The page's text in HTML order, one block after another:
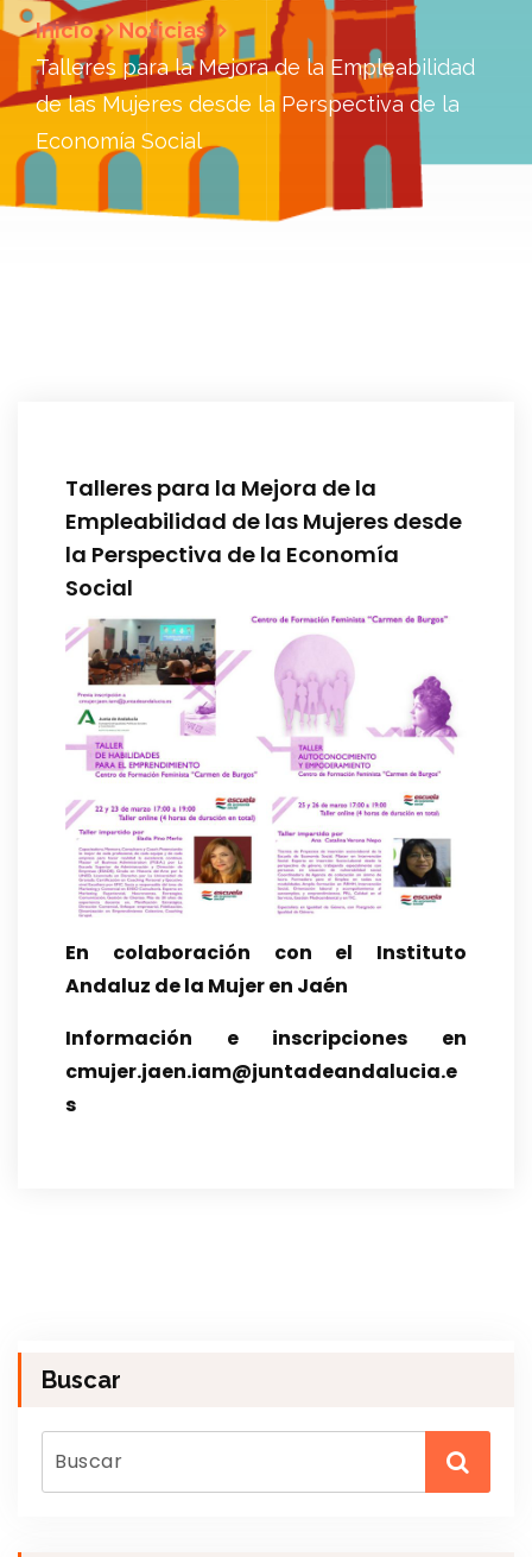
Inicio
Noticias
Talleres para la Mejora de la Empleabilidad
de las Mujeres desde la Perspectiva de la
Economía Social
Talleres para la Mejora de la
Empleabilidad de las Mujeres desde
la Perspectiva de la Economía
Social
En colaboración con el Instituto
Andaluz de la Mujer en Jaén
Información e inscripciones en
cmujer.jaen.iam@juntadeandalucia.e
s
Buscar